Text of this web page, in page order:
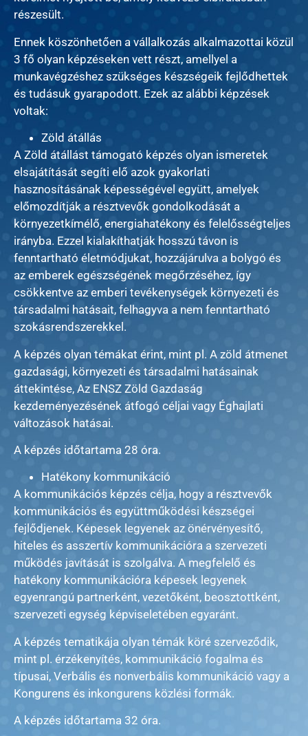
részesült.
Ennek köszönhetően a vállalkozás alkalmazottai közül
3 fő olyan képzéseken vett részt, amellyel a
munkavégzéshez szükséges készségeik fejlődhettek
és tudásuk gyarapodott. Ezek az alábbi képzések
voltak:
Zöld átállás
A Zöld átállást támogató képzés olyan ismeretek
elsajátítását segíti elő azok gyakorlati
hasznosításának képességével együtt, amelyek
előmozdítják a résztvevők gondolkodását a
környezetkímélő, energiahatékony és felelősségteljes
irányba. Ezzel kialakíthatják hosszú távon is
fenntartható életmódjukat, hozzájárulva a bolygó és
az emberek egészségének megőrzéséhez, így
csökkentve az emberi tevékenységek környezeti és
társadalmi hatásait, felhagyva a nem fenntartható
szokásrendszerekkel.
A képzés olyan témákat érint, mint pl. A zöld átmenet
gazdasági, környezeti és társadalmi hatásainak
áttekintése, Az ENSZ Zöld Gazdaság
kezdeményezésének átfogó céljai vagy Éghajlati
változások hatásai.
A képzés időtartama 28 óra.
Hatékony kommunikáció
A kommunikációs képzés célja, hogy a résztvevők
kommunikációs és együttműködési készségei
fejlődjenek. Képesek legyenek az önérvényesítő,
hiteles és asszertív kommunikációra a szervezeti
működés javítását is szolgálva. A megfelelő és
hatékony kommunikációra képesek legyenek
egyenrangú partnerként, vezetőként, beosztottként,
szervezeti egység képviseletében egyaránt.
A képzés tematikája olyan témák köré szerveződik,
mint pl. érzékenyítés, kommunikáció fogalma és
típusai, Verbális és nonverbális kommunikáció vagy a
Kongurens és inkongurens közlési formák.
A képzés időtartama 32 óra.